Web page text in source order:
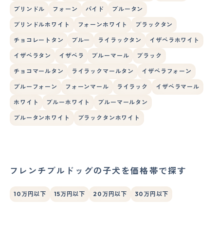
ブリンドル フォーン パイド ブルータン
ブリンドルホワイト フォーンホワイト ブラックタン
チョコレートタン ブルー ライラックタン イザベラホワイト
イザベラタン イザベラ ブルーマール ブラック
チョコマールタン ライラックマールタン イザベラフォーン
ブルーフォーン フォーンマール ライラック イザベラマール
ホワイト ブルーホワイト ブルーマールタン
ブルータンホワイト ブラックタンホワイト
フレンチブルドッグの子犬を価格帯で探す
10万円以下 15万円以下 20万円以下 30万円以下